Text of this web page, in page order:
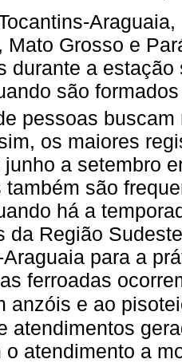
Mato Grosso e
durante a
são
pessoas
os maiores
a setembro
também são
há a
da Região
Araguaia para a
ferroadas
anzóis e ao
atendimentos
o atendimento a